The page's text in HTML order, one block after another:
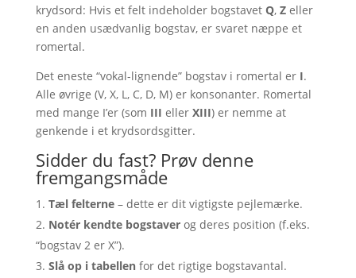
krydsord: Hvis et felt indeholder bogstavet Q, Zeller
en anden usædvanlig bogstav, er svaret næppe et
romertal.
Det eneste “vokal-lignende” bogstav i romertal er I.
Alle øvrige (V, X, L, C, D, M) er konsonanter. Romertal
med mange I’er (som III eller XIII) er nemme at
genkende i et krydsordsgitter.
Sidder du fast? Prøv denne
fremgangsmåde
Tæl felterne– dette er dit vigtigste pejlemærke.
Notér kendte bogstaverog deres position (f.eks.
“bogstav 2 er X”).
Slå op i tabellenfor det rigtige bogstavantal.